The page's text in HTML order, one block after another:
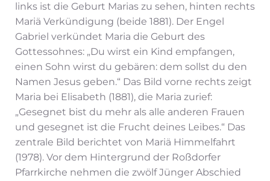
links ist die Geburt Marias zu sehen, hinten rechts
Mariä Verkündigung (beide 1881). Der Engel
Gabriel verkündet Maria die Geburt des
Gottessohnes: „Du wirst ein Kind empfangen,
einen Sohn wirst du gebären: dem sollst du den
Namen Jesus geben.“ Das Bild vorne rechts zeigt
Maria bei Elisabeth (1881), die Maria zurief:
„Gesegnet bist du mehr als alle anderen Frauen
und gesegnet ist die Frucht deines Leibes.“ Das
zentrale Bild berichtet von Mariä Himmelfahrt
(1978). Vor dem Hintergrund der Roßdorfer
Pfarrkirche nehmen die zwölf Jünger Abschied